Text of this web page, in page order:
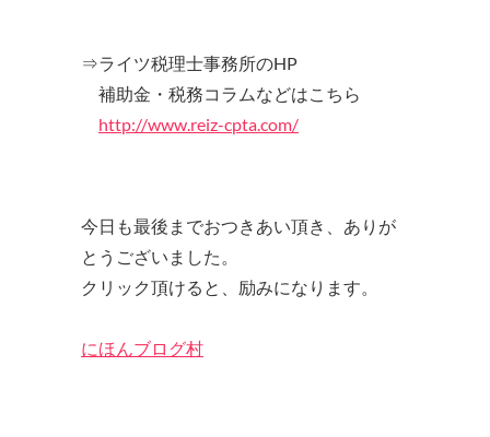
⇒ライツ税理士事務所のHP
補助金・税務コラムなどはこちら
http://www.reiz-cpta.com/
今日も最後までおつきあい頂き、ありが
とうございました。
クリック頂けると、励みになります。
にほんブログ村